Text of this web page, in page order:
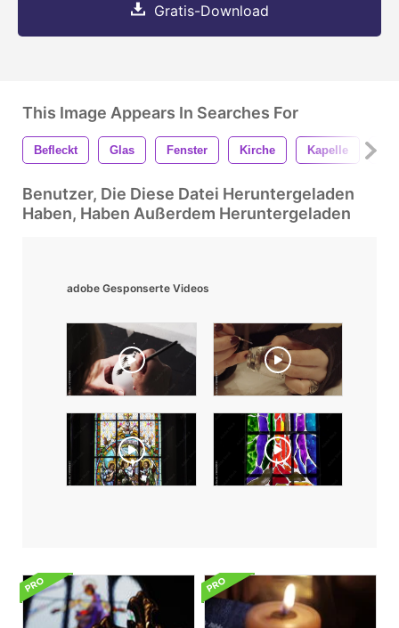
Gratis-Download
This Image Appears In Searches For
Befleckt Glas Fenster Kirche Kapelle
Benutzer, Die Diese Datei Heruntergeladen
Haben, Haben Außerdem Heruntergeladen
adobe Gesponserte Videos